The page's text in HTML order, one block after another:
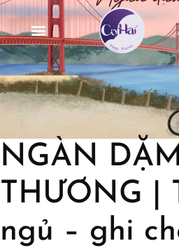
NGÀN
THƯƠNG |
ngủ – ghi